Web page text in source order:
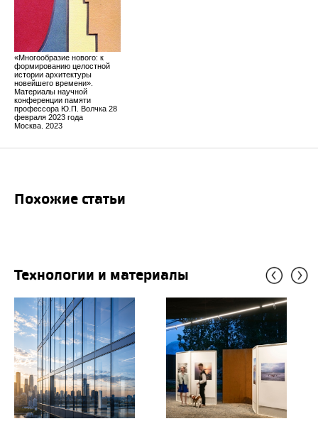
«Многообразие нового: к
формированию целостной
истории архитектуры
новейшего времени».
Материалы научной
конференции памяти
профессора Ю.П. Волчка 28
февраля 2023 года
Москва. 2023
Похожие статьи
Технологии и материалы